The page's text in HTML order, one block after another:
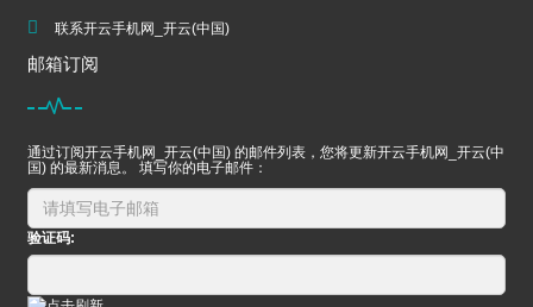
联系开云手机网_开云(中国)
邮箱订阅
通过订阅开云手机网_开云(中国) 的邮件列表，您将更新开云手机网_开云(中
国) 的最新消息。 填写你的电子邮件：
验证码: